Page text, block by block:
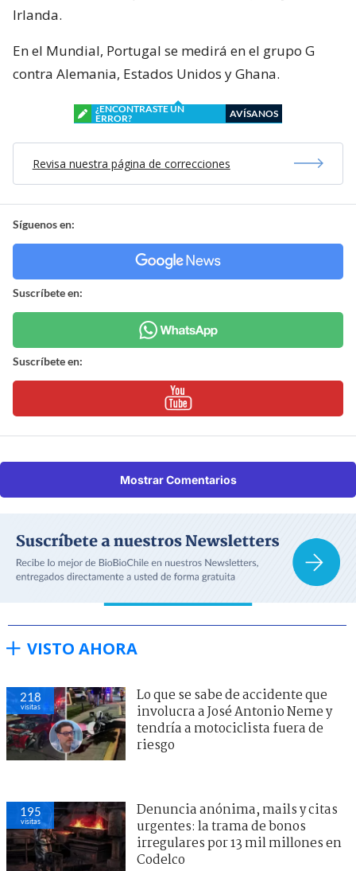
Irlanda.
En el Mundial, Portugal se medirá en el grupo G
contra Alemania, Estados Unidos y Ghana.
¿ENCONTRASTE UN
ERROR?
AVÍSANOS
Revisa nuestra página de correcciones
Síguenos en:
Suscríbete en:
Suscríbete en:
Mostrar Comentarios
VISTO AHORA
218
visitas
Lo que se sabe de accidente que
involucra a José Antonio Neme y
tendría a motociclista fuera de
riesgo
195
visitas
Denuncia anónima, mails y citas
urgentes: la trama de bonos
irregulares por 13 mil millones en
Codelco